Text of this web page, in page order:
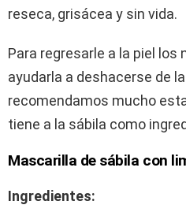
reseca, grisácea y sin vida.
Para regresarle a la piel
ayudarla a deshacerse de
recomendamos mucho
tiene a la sábila como
Mascarilla de sábila con
Ingredientes: